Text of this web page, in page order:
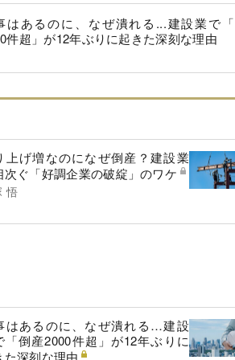
はあるのに、なぜ潰れる...建設業で
件超」が12年ぶりに起きた深刻な理由
上げ増なのになぜ倒産？建設業
次ぐ「好調企業の破綻」のワケ
悟
はあるのに、なぜ潰れる…建設
「倒産2000件超」が12年ぶりに
た深刻な理由